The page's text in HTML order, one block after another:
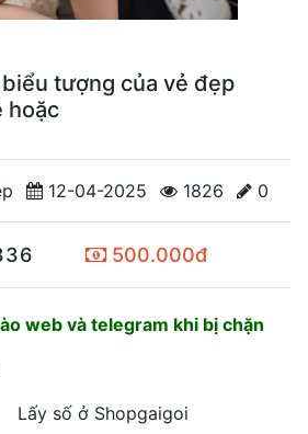
tượng của vẻ đẹp
hoặc
12-04-2025 1826 0
500.000đ
web và telegram khi bị chặn
Lấy số ở Shopgaigoi